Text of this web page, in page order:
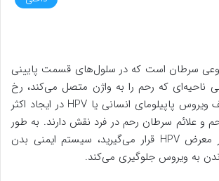
سرطان است که در سلول‌های قسمت پایینی
ناحیه‌ای که رحم را به واژن متصل می‌کند، رخ
می‌دهد. انواع مختلف ویروس پاپیلومای انسانی یا HPV در ایجاد اکثر
و علائم سرطان رحم در فرد نقش دارند. به طور
طبیعی زمانی که در معرض HPV قرار می‌گیرید، سیستم ایمنی بدن
به ویروس جلوگیری می‌کند.